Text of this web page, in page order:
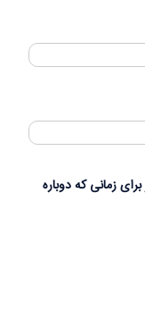
زمانی که دوباره